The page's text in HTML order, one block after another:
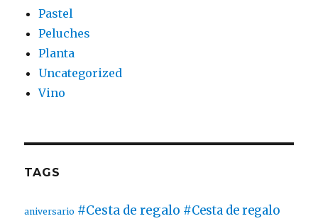
Pastel
Peluches
Planta
Uncategorized
Vino
TAGS
aniversario #Cesta de regalo #Cesta de regalo